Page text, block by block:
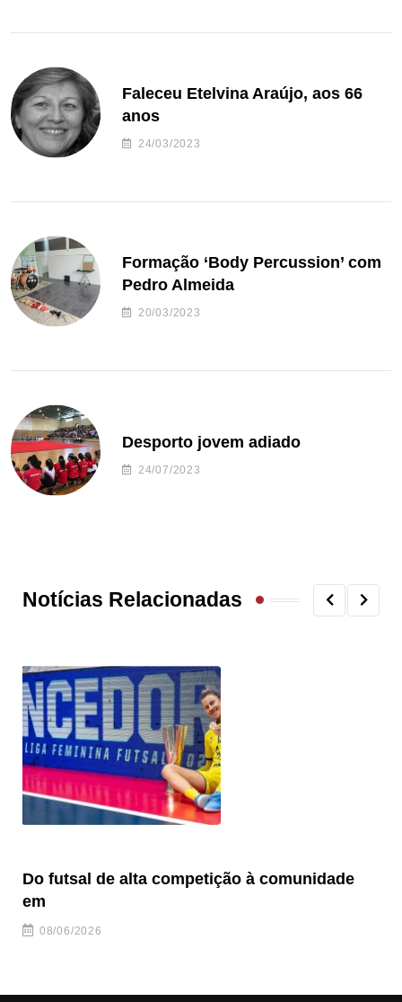
Faleceu Etelvina Araújo, aos 66
anos
24/03/2023
Formação ‘Body Percussion’ com
Pedro Almeida
20/03/2023
Desporto jovem adiado
24/07/2023
Notícias Relacionadas
Do futsal de alta competição à comunidade
em
08/06/2026